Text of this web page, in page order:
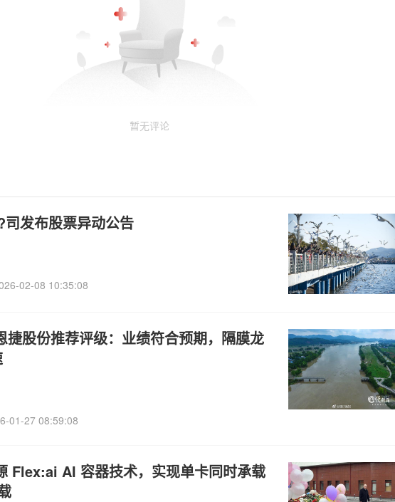
暂无评论
发布股票异动公告
02-08 10:35:08
捷股份推荐评级：业绩符合预期，隔膜龙
01-27 08:59:08
Flex:ai AI 容器技术，实现单卡同时承载